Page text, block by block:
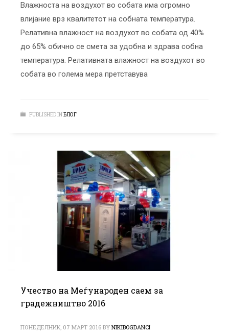
Влажноста на воздухот во собата има огромно
влијание врз квалитетот на собната температура.
Релативна влажност на воздухот во собата од 40%
до 65% обично се смета за удобна и здрава собна
температура. Релативната влажност на воздухот во
собата во голема мера претставува
PUBLISHED INБЛОГ
Учество на Меѓународен саем за
градежништво 2016
ПОНЕДЕЛНИК, 07 МАРТ 2016 BY NIKIBOGDANCI